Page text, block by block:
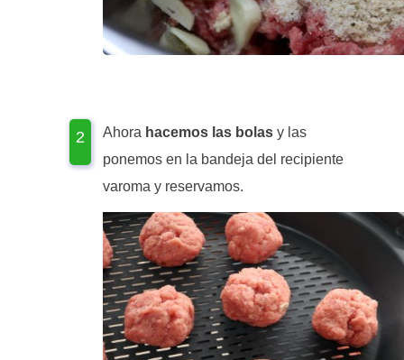
Ahora hacemos las bolas y las
ponemos en la bandeja del recipiente
varoma y reservamos.